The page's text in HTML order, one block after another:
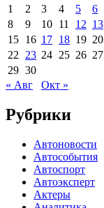
1 2 3 4 5 6
8
9 10 11 12 13
15 16 17 18 19 20
22
23 24 25 26 27
29 30
« Авг
Окт »
Рубрики
Автоновости
Автособытия
Автоспорт
Автоэксперт
Актеры